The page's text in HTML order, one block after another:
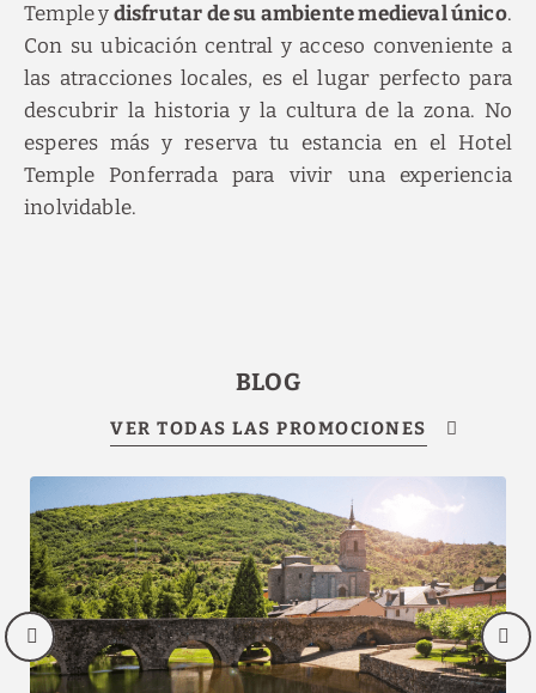
Temple ydisfrutar de su ambiente medieval único.
Con su ubicación central y acceso conveniente a
las atracciones locales, es el lugar perfecto para
descubrir la historia y la cultura de la zona. No
esperes más y reserva tu estancia en el Hotel
Temple Ponferrada para vivir una experiencia
inolvidable.
BLOG